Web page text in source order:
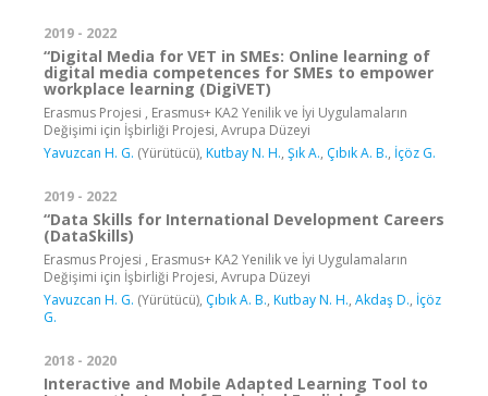
2019 - 2022
“Digital Media for VET in SMEs: Online learning of
digital media competences for SMEs to empower
workplace learning (DigiVET)
Erasmus Projesi , Erasmus+ KA2 Yenilik ve İyi Uygulamaların
Değişimi için İşbirliği Projesi, Avrupa Düzeyi
Yavuzcan H. G. (Yürütücü), Kutbay N. H., Şık A., Çıbık A. B., İçöz G.
2019 - 2022
“Data Skills for International Development Careers
(DataSkills)
Erasmus Projesi , Erasmus+ KA2 Yenilik ve İyi Uygulamaların
Değişimi için İşbirliği Projesi, Avrupa Düzeyi
Yavuzcan H. G. (Yürütücü), Çıbık A. B., Kutbay N. H., Akdaş D., İçöz
G.
2018 - 2020
Interactive and Mobile Adapted Learning Tool to